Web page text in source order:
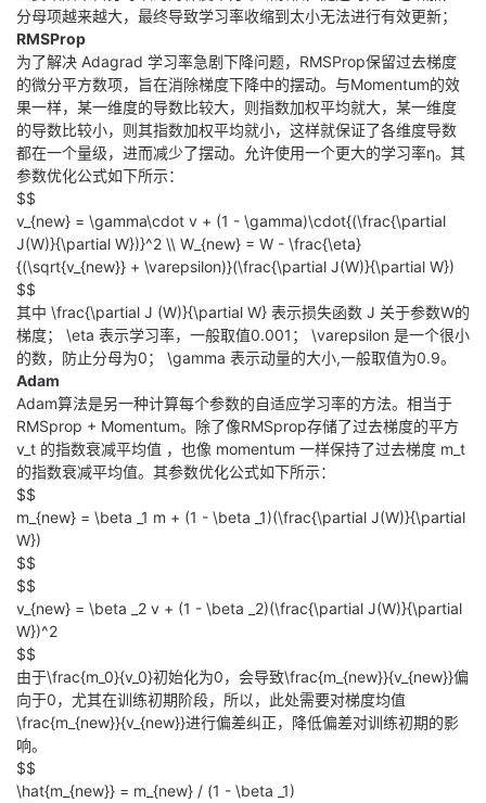
分母项越来越大，最终导致学习率收缩到太小无法进行有效更新；
RMSProp
为了解决 Adagrad 学习率急剧下降问题，RMSProp保留过去梯度
的微分平方数项，旨在消除梯度下降中的摆动。与Momentum的效
果一样，某一维度的导数比较大，则指数加权平均就大，某一维度
的导数比较小，则其指数加权平均就小，这样就保证了各维度导数
都在一个量级，进而减少了摆动。允许使用一个更大的学习率η。其
参数优化公式如下所示：
$$
v_{new} = \gamma\cdot v + (1 - \gamma)\cdot{(\frac{\partial
J(W)}{\partial W})}^2 \\ W_{new} = W - \frac{\eta}
{(\sqrt{v_{new}} + \varepsilon)}(\frac{\partial J(W)}{\partial W})
$$
其中 \frac{\partial J (W)}{\partial W} 表示损失函数 J 关于参数W的
梯度；
\eta 表示学习率，一般取值0.001； \varepsilon 是一个很小
的数，防止分母为0；
\gamma 表示动量的大小,一般取值为0.9。
Adam
Adam算法是另一种计算每个参数的自适应学习率的方法。相当于
RMSprop + Momentum。除了像RMSprop存储了过去梯度的平方
v_t 的指数衰减平均值 ，也像 momentum 一样保持了过去梯度 m_t
的指数衰减平均值。其参数优化公式如下所示：
$$
m_{new} = \beta _1 m + (1 - \beta _1)(\frac{\partial J(W)}{\partial
W})
$$
$$
v_{new} = \beta _2 v + (1 - \beta _2)(\frac{\partial J(W)}{\partial
W})^2
$$
由于\frac{m_0}{v_0}初始化为0，会导致\frac{m_{new}}{v_{new}}偏
向于0，尤其在训练初期阶段，所以，此处需要对梯度均值
\frac{m_{new}}{v_{new}}进行偏差纠正，降低偏差对训练初期的影
响。
$$
\hat{m_{new}} = m_{new} / (1 - \beta _1)